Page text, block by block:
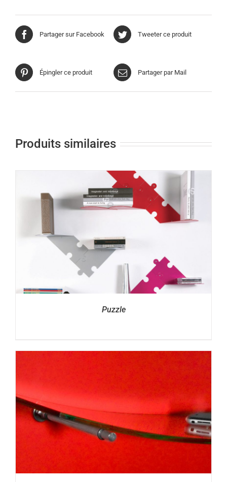
Partager sur Facebook Tweeter ce produit
Épingler ce produit Partager par Mail
Produits similaires
Puzzle